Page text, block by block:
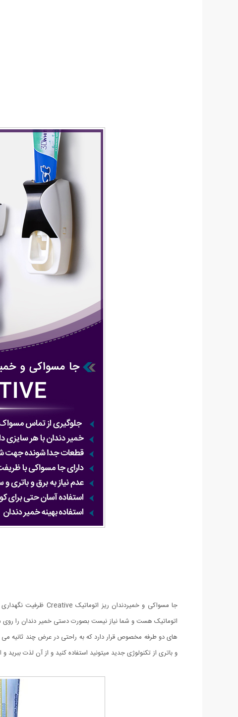
اتوماتیک هست و شما نیاز نیست بصورت دستی خمیر دندان را
های دو طرفه مخصوص قرار دارد که به راحتی در عرض چند ثانیه می
و باتری از تکنولوژی جدید میتونید استفاده کنید و از آن لذت